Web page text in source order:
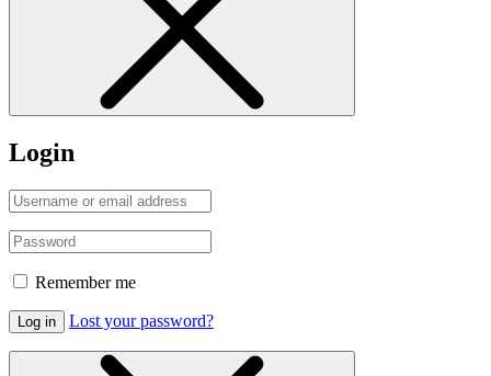
Login
Remember me
Log in Lost your password?